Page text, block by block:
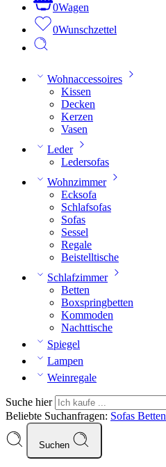
0Wagen
0Wunschzettel
Wohnaccessoires
Kissen
Decken
Kerzen
Vasen
Leder
Ledersofas
Wohnzimmer
Ecksofa
Schlafsofas
Sofas
Sessel
Regale
Beistelltische
Schlafzimmer
Betten
Boxspringbetten
Kommoden
Nachttische
Spiegel
Lampen
Weinregale
Suche hier
Beliebte Suchanfragen: Sofas Betten
Suchen